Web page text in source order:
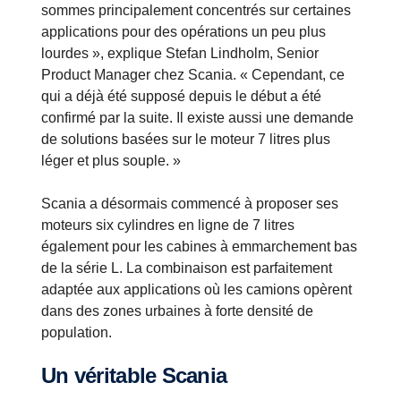
sommes principalement concentrés sur certaines
applications pour des opérations un peu plus
lourdes », explique Stefan Lindholm, Senior
Product Manager chez Scania. « Cependant, ce
qui a déjà été supposé depuis le début a été
confirmé par la suite. Il existe aussi une demande
de solutions basées sur le moteur 7 litres plus
léger et plus souple. »
Scania a désormais commencé à proposer ses
moteurs six cylindres en ligne de 7 litres
également pour les cabines à emmarchement bas
de la série L. La combinaison est parfaitement
adaptée aux applications où les camions opèrent
dans des zones urbaines à forte densité de
population.
Un véritable Scania